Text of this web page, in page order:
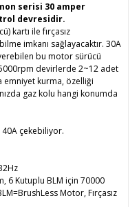
serisi 30 amper
devresidir.
kartı ile fırçasız
imkanı sağlayacaktır. 30A
bu motor sürücü
devirlerde 2~12 adet
emniyet kurma, özelliği
gaz kolu hangi konumda
40A çekebiliyor.
6 Kutuplu BLM için 70000
Motor, Fırçasız